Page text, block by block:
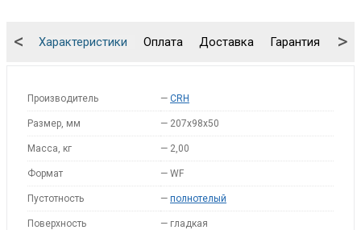
Характеристики Оплата Доставка Гарантия
< >
Производитель — CRH
Размер, мм — 207x98x50
Масса, кг — 2,00
Формат — WF
Пустотность — полнотелый
Поверхность — гладкая